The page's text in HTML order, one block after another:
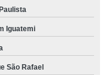
Iguatemi
São Rafael